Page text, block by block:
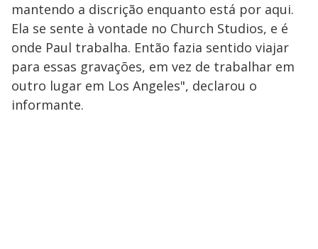
mantendo a discrição enquanto está por aqui.
Ela se sente à vontade no Church Studios, e é
onde Paul trabalha. Então fazia sentido viajar
para essas gravações, em vez de trabalhar em
outro lugar em Los Angeles", declarou o
informante.